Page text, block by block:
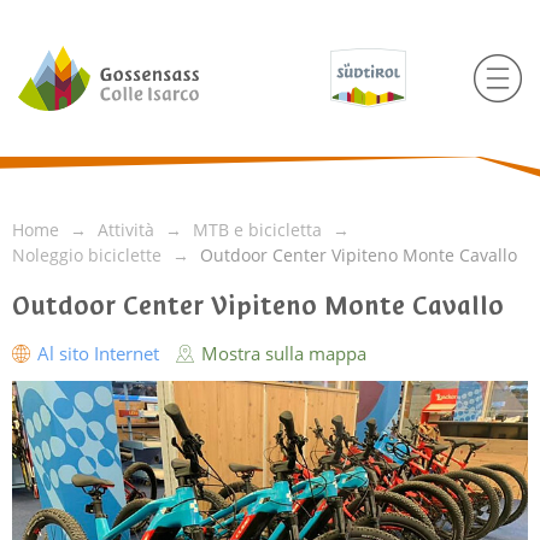
Home Attività
MTB e bicicletta
Noleggio biciclette
Outdoor Center Vipiteno Monte Cavallo
Outdoor Center Vipiteno Monte Cavallo
Al sito Internet Mostra sulla mappa